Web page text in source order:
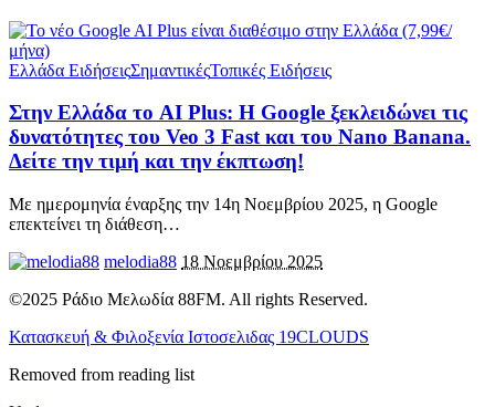
Ελλάδα ΕιδήσειςΣημαντικέςΤοπικές Ειδήσεις
Στην Ελλάδα το AI Plus: Η Google ξεκλειδώνει τις
δυνατότητες του Veo 3 Fast και του Nano Banana.
Δείτε την τιμή και την έκπτωση!
Με ημερομηνία έναρξης την 14η Νοεμβρίου 2025, η Google
επεκτείνει τη διάθεση…
melodia88 18 Νοεμβρίου 2025
©2025 Ράδιο Μελωδία 88FM. All rights Reserved.
Κατασκευή & Φιλοξενία Ιστοσελιδας 19CLOUDS
Removed from reading list